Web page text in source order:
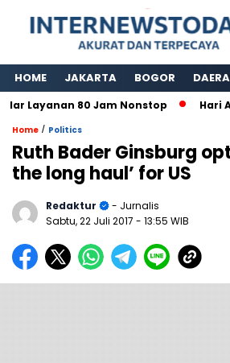
HOME JAKARTA BOGOR
Layanan 80 Jam Nonstop Hari
Home / Politics
Ruth Bader Ginsburg
the long haul’ for US
Redaktur
- Jurnalis
Sabtu, 22 Juli 2017 - 13:55 WIB